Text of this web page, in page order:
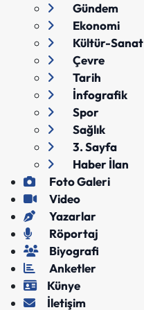
Gündem
Ekonomi
Kültür-Sanat
Çevre
Tarih
İnfografik
Spor
Sağlık
3. Sayfa
Haber İlan
Foto Galeri
Video
Yazarlar
Röportaj
Biyografi
Anketler
Künye
İletişim